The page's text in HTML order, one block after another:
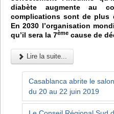
diabète augmente au
complications sont de plus
En 2030 l’organisation
qu’il sera la 7ème cause de
Lire la suite...
Casablanca abrite le
du 20 au 22 juin 2019